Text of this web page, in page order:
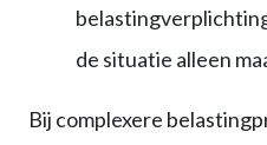
de situatie alleen
Bij complexere